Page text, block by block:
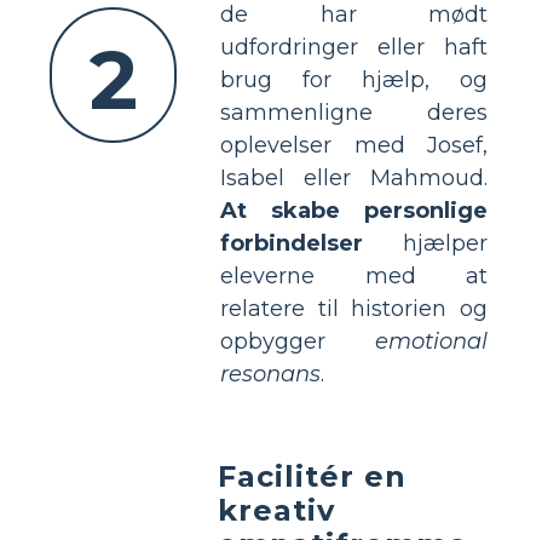
2
de har mødt
udfordringer eller haft
brug for hjælp, og
sammenligne deres
oplevelser med Josef,
Isabel eller Mahmoud.
At skabe personlige
forbindelser hjælper
eleverne med at
relatere til historien og
opbygger emotional
resonans.
Facilitér en
kreativ